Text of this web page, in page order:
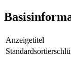
Anzeigetitel